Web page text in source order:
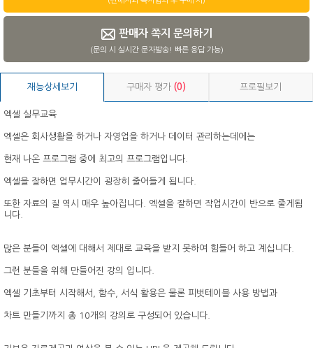
판매자 쪽지 문의하기
(문의 시 실시간 문자발송! 빠른 응답 가능)
재능상세보기 구매자 평가(0) 프로필보기
엑셀 실무교육
엑셀은 회사생활을 하거나 자영업을 하거나 데이터 관리하는데에는
현재 나온 프로그램 중에 최고의 프로그램입니다.
엑셀을 잘하면 업무시간이 굉장히 줄어들게 됩니다.
또한 자료의 질 역시 매우 높아집니다. 엑셀을 잘하면 작업시간이 반으로 줄게됩
니다.
많은 분들이 엑셀에 대해서 제대로 교육을 받지 못하여 힘들어 하고 계십니다.
그런 분들을 위해 만들어진 강의 입니다.
엑셀 기초부터 시작해서, 함수, 서식 활용은 물론 피벗테이블 사용 방법과
차트 만들기까지 총 10개의 강의로 구성되어 있습니다.